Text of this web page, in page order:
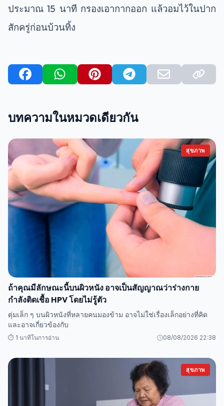
ประมาณ 15 นาที กรองเอากากออก แล้วอมไว้ในปาก
สักครู่ก่อนบ้วนทิ้ง
บทความในหมวดเดียวกัน
สุขภาพ
ถ้าคุณมีลักษณะนี้บนผิวหนัง อาจเป็นสัญญาณว่าร่างกาย
กำลังติดเชื้อ HPV โดยไม่รู้ตัว
ตุ่มเล็ก ๆ บนผิวหนังที่หลายคนมองข้าม อาจไม่ใช่เรื่องเล็กอย่างที่คิด
และอาจเกี่ยวข้องกับ
⏱️ 1 นาทีในการอ่าน 08/08/2026 22:38
สุขภาพ